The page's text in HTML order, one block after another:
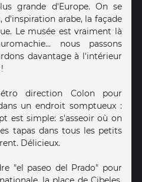
grande d'Europe. On se
arabe, la façade
Le musée est vraiment là
nous passons
davantage à l'intérieur
direction Colon pour
un endroit somptueux :
est simple: s'asseoir où on
tapas dans tous les petits
Délicieux.
"el paseo del Prado" pour